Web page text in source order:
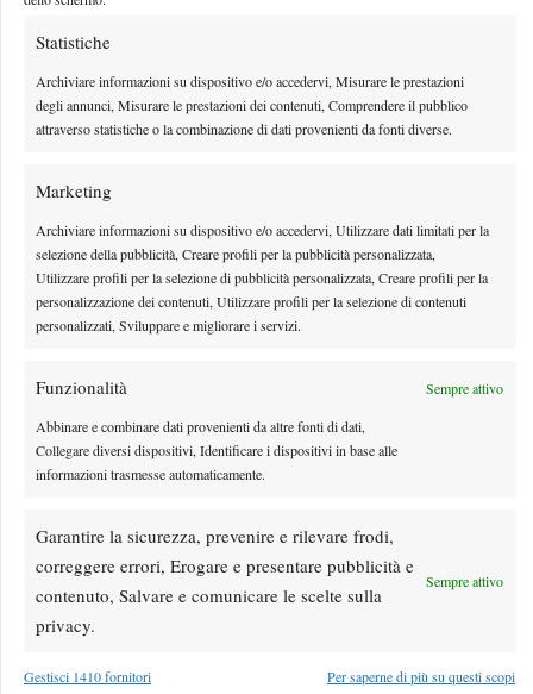
Statistiche
Archiviare informazioni su dispositivo e/o accedervi, Misurare le prestazioni
degli annunci, Misurare le prestazioni dei contenuti, Comprendere il pubblico
attraverso statistiche o la combinazione di dati provenienti da fonti diverse.
Marketing
Archiviare informazioni su dispositivo e/o accedervi, Utilizzare dati limitati per la
selezione della pubblicità, Creare profili per la pubblicità personalizzata,
Utilizzare profili per la selezione di pubblicità personalizzata, Creare profili per la
personalizzazione dei contenuti, Utilizzare profili per la selezione di contenuti
personalizzati, Sviluppare e migliorare i servizi.
Funzionalità Sempre attivo
Abbinare e combinare dati provenienti da altre fonti di dati,
Collegare diversi dispositivi, Identificare i dispositivi in base alle
informazioni trasmesse automaticamente.
Garantire la sicurezza, prevenire e rilevare frodi,
correggere errori, Erogare e presentare pubblicità e
contenuto, Salvare e comunicare le scelte sulla
privacy.
Sempre attivo
Gestisci 1410 fornitori Per saperne di più su questi scopi
quarti: l’ascesa dello spagnolo continua
Dopo aver superato Michelsen, Daniel Merida domina anche Tallon
Griekspoor con un netto 6-3 6-1 e vola ai quarti del…
Matteo Cubadda10 Agosto 2026
Masters 1000 Montreal 2026: Fonseca sbatte su
Shelton, avanza il campione in carica
Il talento brasiliano si arrende al vincitore dell'edizione 2025 dell'Open del
Tommaso de Laurentiis10 Agosto 2026